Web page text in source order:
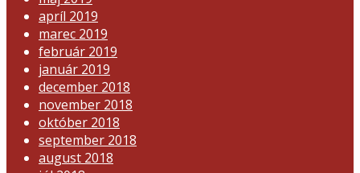
apríl 2019
marec 2019
február 2019
január 2019
december 2018
november 2018
október 2018
september 2018
august 2018